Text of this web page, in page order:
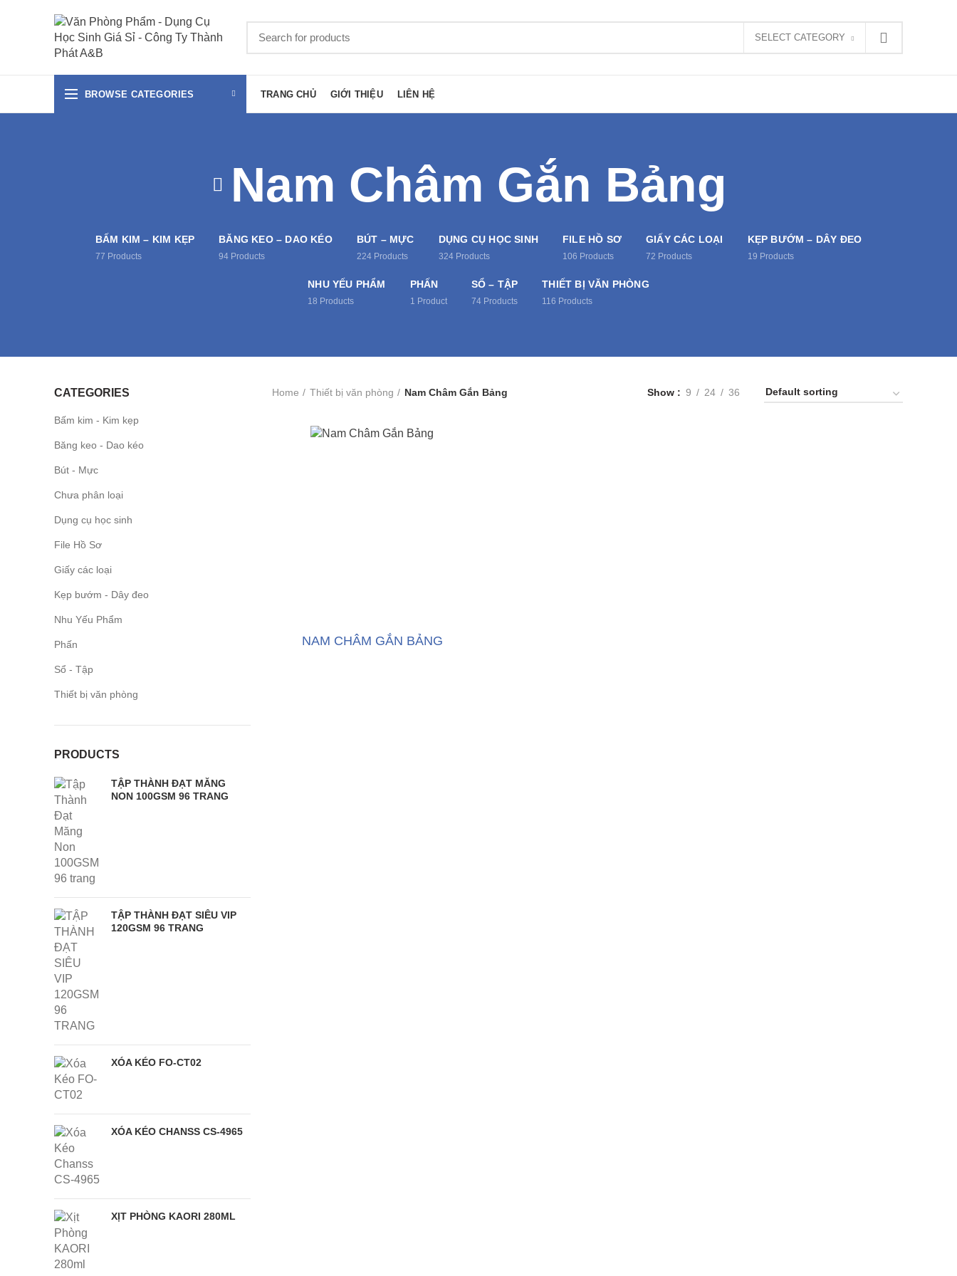
SELECT CATEGORY
BROWSE CATEGORIES TRANG CHỦ GIỚI THIỆU LIÊN HỆ
Nam Châm Gắn Bảng
BẤM KIM – KIM KẸP
77 Products
BĂNG KEO – DAO KÉO
94 Products
BÚT – MỰC
224 Products
DỤNG CỤ HỌC SINH
324 Products
FILE HỒ SƠ
106 Products
GIẤY CÁC LOẠI
72 Products
KẸP BƯỚM – DÂY ĐEO
19 Products
NHU YẾU PHẨM
18 Products
PHẤN
1 Product
SỔ – TẬP
74 Products
THIẾT BỊ VĂN PHÒNG
116 Products
CATEGORIES
Bấm kim - Kim kẹp
Băng keo - Dao kéo
Bút - Mực
Chưa phân loại
Dụng cụ học sinh
File Hồ Sơ
Giấy các loại
Kẹp bướm - Dây đeo
Nhu Yếu Phẩm
Phấn
Sổ - Tập
Thiết bị văn phòng
PRODUCTS
TẬP THÀNH ĐẠT MĂNG
NON 100GSM 96 TRANG
TẬP THÀNH ĐẠT SIÊU VIP
120GSM 96 TRANG
XÓA KÉO FO-CT02
XÓA KÉO CHANSS CS-4965
XỊT PHÒNG KAORI 280ML
Home Thiết bị văn phòng Nam Châm Gắn Bảng Show 9 24 36
NAM CHÂM GẮN BẢNG